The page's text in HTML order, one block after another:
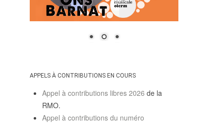
APPELS À CONTRIBUTIONS EN COURS
Appel à contributions libres 2026 de la
RMO.
Appel à contributions du numéro